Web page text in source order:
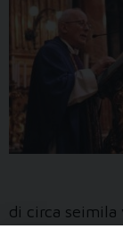
di circa